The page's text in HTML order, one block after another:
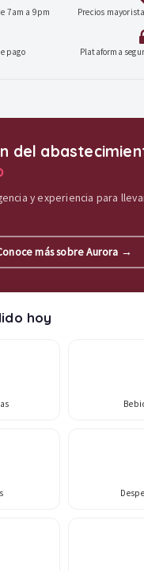
7am a 9pm Precios
pago Plataforma
soluciones
del
y experiencia para
más sobre Aurora →
hoy